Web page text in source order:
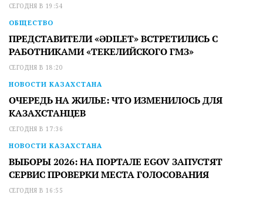
СЕГОДНЯ В 19:54
ОБЩЕСТВО
ПРЕДСТАВИТЕЛИ «ӘDILET» ВСТРЕТИЛИСЬ С
РАБОТНИКАМИ «ТЕКЕЛИЙСКОГО ГМЗ»
СЕГОДНЯ В 18:20
НОВОСТИ КАЗАХСТАНА
ОЧЕРЕДЬ НА ЖИЛЬЕ: ЧТО ИЗМЕНИЛОСЬ ДЛЯ
КАЗАХСТАНЦЕВ
СЕГОДНЯ В 17:36
НОВОСТИ КАЗАХСТАНА
ВЫБОРЫ 2026: НА ПОРТАЛЕ EGOV ЗАПУСТЯТ
СЕРВИС ПРОВЕРКИ МЕСТА ГОЛОСОВАНИЯ
СЕГОДНЯ В 16:55